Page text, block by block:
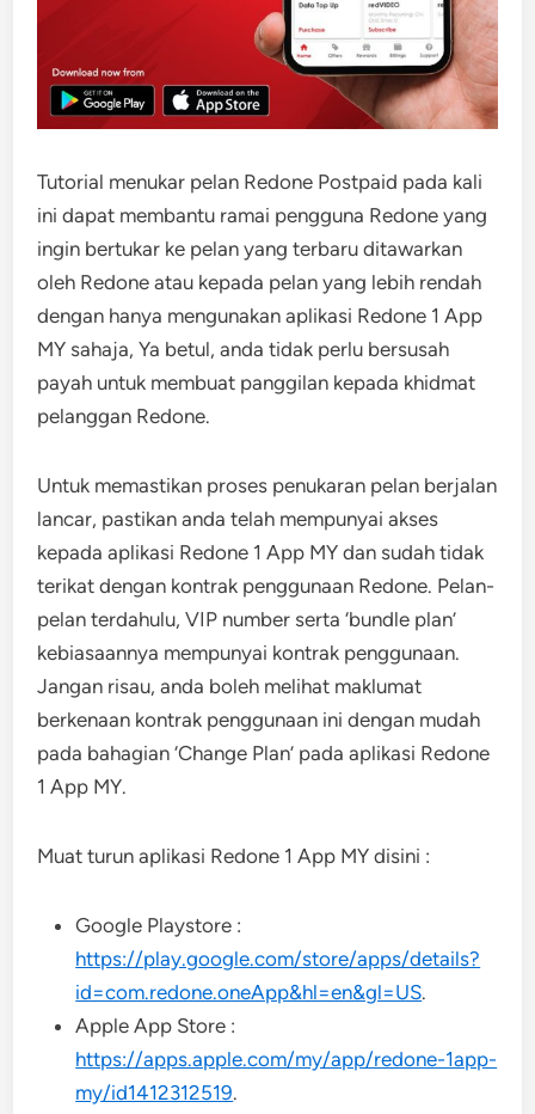
Tutorial menukar pelan Redone Postpaid pada kali
ini dapat membantu ramai pengguna Redone yang
ingin bertukar ke pelan yang terbaru ditawarkan
oleh Redone atau kepada pelan yang lebih rendah
dengan hanya mengunakan aplikasi Redone 1 App
MY sahaja, Ya betul, anda tidak perlu bersusah
payah untuk membuat panggilan kepada khidmat
pelanggan Redone.
Untuk memastikan proses penukaran pelan berjalan
lancar, pastikan anda telah mempunyai akses
kepada aplikasi Redone 1 App MY dan sudah tidak
terikat dengan kontrak penggunaan Redone. Pelan-
pelan terdahulu, VIP number serta ‘bundle plan’
kebiasaannya mempunyai kontrak penggunaan.
Jangan risau, anda boleh melihat maklumat
berkenaan kontrak penggunaan ini dengan mudah
pada bahagian ‘Change Plan’ pada aplikasi Redone
1 App MY.
Muat turun aplikasi Redone 1 App MY disini :
Google Playstore :
https://play.google.com/store/apps/details?
id=com.redone.oneApp&hl=en&gl=US.
Apple App Store :
https://apps.apple.com/my/app/redone-1app-
my/id1412312519.